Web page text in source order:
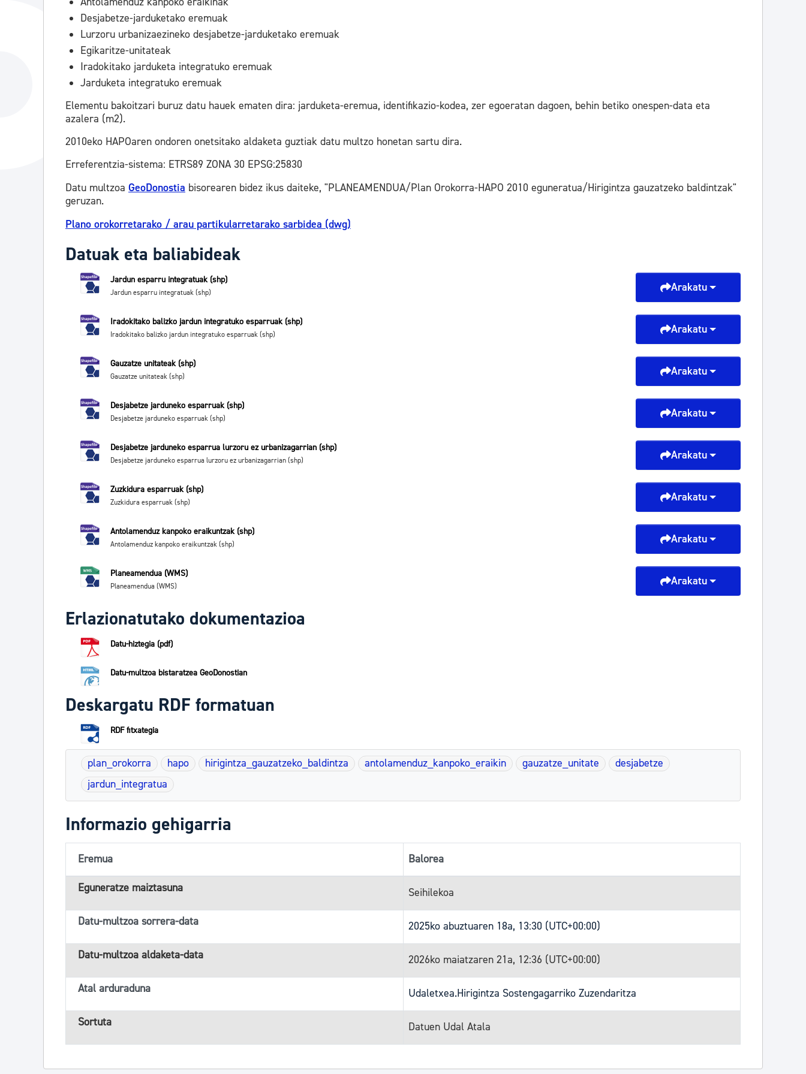
Desjabetze-jarduketako eremuak
Lurzoru urbanizaezineko desjabetze-jarduketako eremuak
Egikaritze-unitateak
Iradokitako jarduketa integratuko eremuak
Jarduketa integratuko eremuak
Elementu bakoitzari buruz datu hauek ematen dira: jarduketa-eremua, identifikazio-kodea, zer egoeratan dagoen, behin betiko onespen-data eta
azalera (m2).
2010eko HAPOaren ondoren onetsitako aldaketa guztiak datu multzo honetan sartu dira.
Erreferentzia-sistema: ETRS89 ZONA 30 EPSG:25830
Datu multzoa GeoDonostia bisorearen bidez ikus daiteke, "PLANEAMENDUA/Plan Orokorra-HAPO 2010 eguneratua/Hirigintza gauzatzeko baldintzak"
geruzan.
Plano orokorretarako / arau partikularretarako sarbidea (dwg)
Datuak eta baliabideak
Jardun esparru integratuak (shp)
Jardun esparru integratuak (shp) Arakatu
Iradokitako balizko jardun integratuko esparruak (shp)
Iradokitako balizko jardun integratuko esparruak (shp) Arakatu
Gauzatze unitateak (shp)
Gauzatze unitateak (shp) Arakatu
Desjabetze jarduneko esparruak (shp)
Desjabetze jarduneko esparruak (shp) Arakatu
Desjabetze jarduneko esparrua lurzoru ez urbanizagarrian (shp)
Desjabetze jarduneko esparrua lurzoru ez urbanizagarrian (shp) Arakatu
Zuzkidura esparruak (shp)
Zuzkidura esparruak (shp) Arakatu
Antolamenduz kanpoko eraikuntzak (shp)
Antolamenduz kanpoko eraikuntzak (shp) Arakatu
Planeamendua (WMS)
Planeamendua (WMS) Arakatu
Erlazionatutako dokumentazioa
Datu-hiztegia (pdf)
Datu-multzoa bistaratzea GeoDonostian
Deskargatu RDF formatuan
RDF fitxategia
plan_orokorra hapo hirigintza_gauzatzeko_baldintza antolamenduz_kanpoko_eraikin gauzatze_unitate
desjabetze
jardun_integratua
Informazio gehigarria
Eremua Balorea
Eguneratze maiztasuna Seihilekoa
Datu-multzoa sorrera-data 2025ko abuztuaren 18a, 13:30 (UTC+00:00)
Datu-multzoa aldaketa-data 2026ko maiatzaren 21a, 12:36 (UTC+00:00)
Atal arduraduna Udaletxea.Hirigintza Sostengagarriko Zuzendaritza
Sortuta Datuen Udal Atala